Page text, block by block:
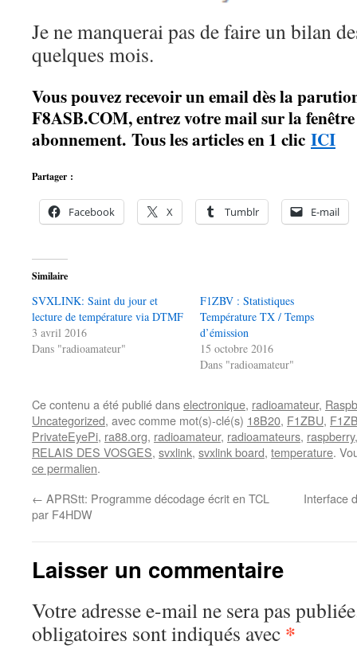
Je ne manquerai pas de faire un bilan
quelques mois.
Vous pouvez recevoir un email dès la
F8ASB.COM, entrez votre mail sur la
abonnement. Tous les articles en 1 clic ICI
Partager :
Facebook X Tumblr E-mail
Similaire
SVXLINK: Saint du jour et
lecture de température via DTMF
3 avril 2016
Dans "radioamateur"
F1ZBV : Statistiques
Température TX / Temps
d’émission
15 octobre 2016
Dans "radioamateur"
Ce contenu a été publié danselectronique, radioamateur,
Uncategorized, avec comme mot(s)-clé(s) 18B20, F1ZBU,
PrivateEyePi, ra88.org, radioamateur, radioamateurs, raspberry
RELAIS DES VOSGES, svxlink, svxlink board, temperature.
ce permalien.
← APRStt: Programme décodage écrit en TCL
par F4HDW
Interface
Laisser un commentaire
Votre adresse e-mail ne sera pas
obligatoires sont indiqués avec *